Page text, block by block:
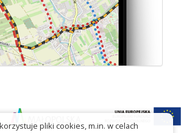
pliki cookies, m.in. w celach